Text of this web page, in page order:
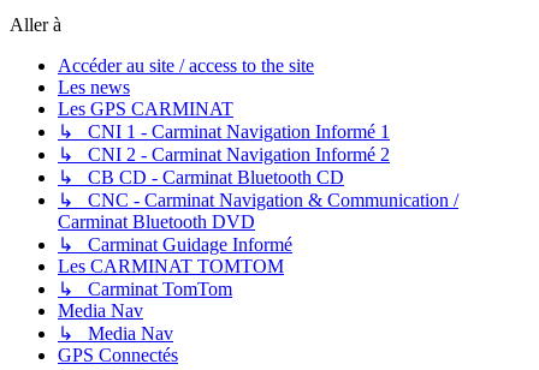
Aller à
Accéder au site / access to the site
Les news
Les GPS CARMINAT
↳ CNI 1 - Carminat Navigation Informé 1
↳ CNI 2 - Carminat Navigation Informé 2
↳ CB CD - Carminat Bluetooth CD
↳ CNC - Carminat Navigation & Communication /
Carminat Bluetooth DVD
↳ Carminat Guidage Informé
Les CARMINAT TOMTOM
↳ Carminat TomTom
Media Nav
↳ Media Nav
GPS Connectés